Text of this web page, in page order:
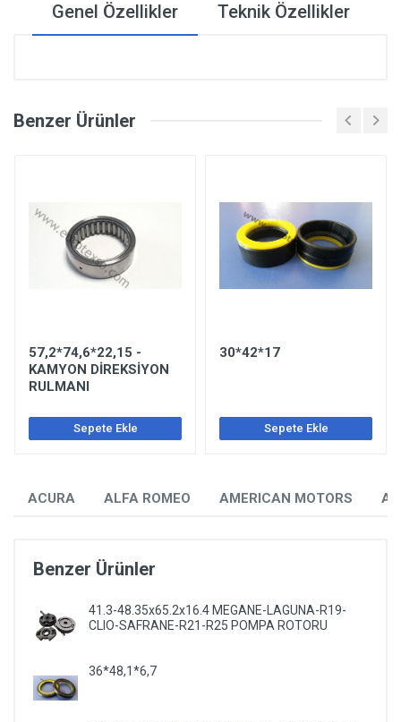
ACURA ALFA ROMEO AMERICAN MOTORS
Benzer Ürünler
41.3-48.35x65.2x16.4 MEGANE-LAGUNA-R19-
CLIO-SAFRANE-R21-R25 POMPA ROTORU
36*48,1*6,7
Genel Özellikler Teknik Özellikler
Benzer Ürünler
57,2*74,6*22,15 -
KAMYON DİREKSİYON
RULMANI
Sepete Ekle
30*42*17
Sepete Ekle